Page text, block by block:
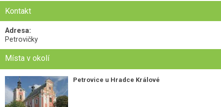
Kontakt
Adresa:
Petrovičky
Místa v okolí
Petrovice u Hradce Králové